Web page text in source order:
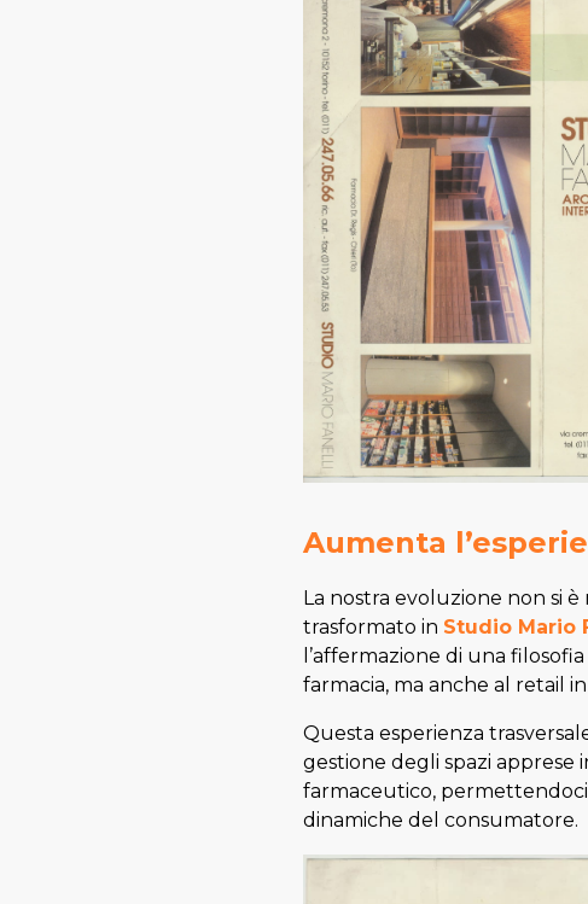
Aumenta
La nostra evoluzione non si è
trasformato in Studio Mario
l’affermazione di una
farmacia, ma anche al retail
Questa esperienza
gestione degli spazi
farmaceutico,
dinamiche del consumatore.